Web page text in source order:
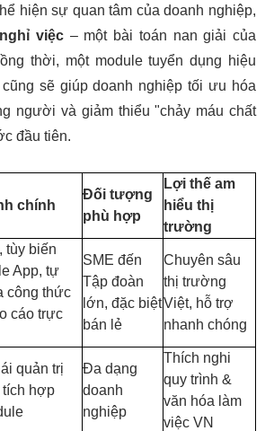
hiện sự quan tâm của doanh nghiệp,
việc– một bài toán nan giải của
thời, một module tuyển dụng hiệu
sẽ giúp doanh nghiệp tối ưu hóa
người và giảm thiểu "chảy máu chất
đầu tiên.
chính
Đối tượng
phù hợp
Lợi thế am
hiểu thị
trường
tùy biến
App, tự
công thức
cáo trực
SME đến
Tập đoàn
lớn, đặc biệt
bán lẻ
Chuyên sâu
thị trường
Việt, hỗ trợ
nhanh chóng
quản trị
tích hợp
Đa dạng
doanh
nghiệp
Thích nghi
quy trình &
văn hóa làm
việc VN